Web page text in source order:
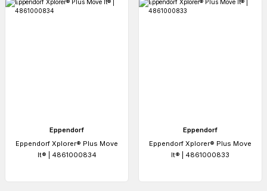
Eppendorf
Eppendorf Xplorer® Plus Move
It® | 4861000834
Eppendorf
Eppendorf Xplorer® Plus Move
It® | 4861000833